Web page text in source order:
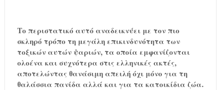
Το περιστατικό αυτό αναδεικνύει με τον πιο
σκληρό τρόπο τη μεγάλη επικινδυνότητα των
τοξικών αυτών ψαριών, τα οποία εμφανίζονται
ολοένα και συχνότερα στις ελληνικές ακτές,
αποτελώντας θανάσιμη απειλή όχι μόνο για τη
θαλάσσια πανίδα αλλά και για τα κατοικίδια ζώα.